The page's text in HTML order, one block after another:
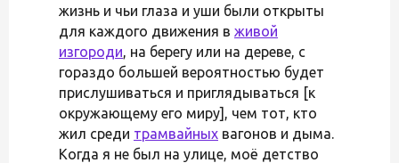
жизнь и чьи глаза и уши были открыты
для каждого движения в живой
изгороди, на берегу или на дереве, с
гораздо большей вероятностью будет
прислушиваться и приглядываться [к
окружающему его миру], чем тот, кто
жил среди трамвайных вагонов и дыма.
Когда я не был на улице, моё детство